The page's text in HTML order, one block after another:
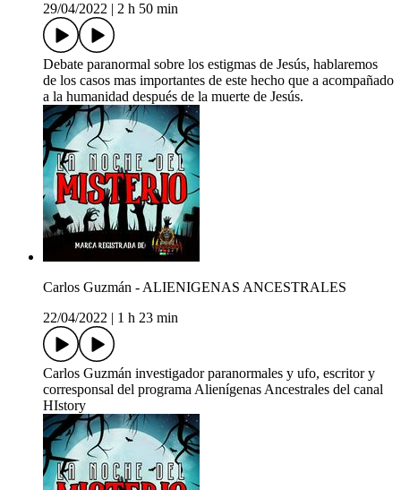
29/04/2022
2 h 50 min
Debate paranormal sobre los estigmas de Jesús, hablaremos
de los casos mas importantes de este hecho que a acompañado
a la humanidad después de la muerte de Jesús.
Carlos Guzmán - ALIENIGENAS ANCESTRALES
22/04/2022
1 h 23 min
Carlos Guzmán investigador paranormales y ufo, escritor y
corresponsal del programa Alienígenas Ancestrales del canal
HIstory